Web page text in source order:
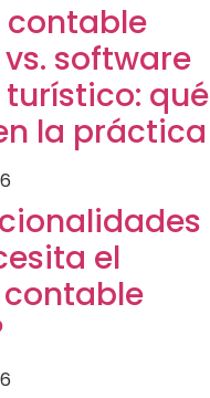
contable
software
qué
la práctica
el